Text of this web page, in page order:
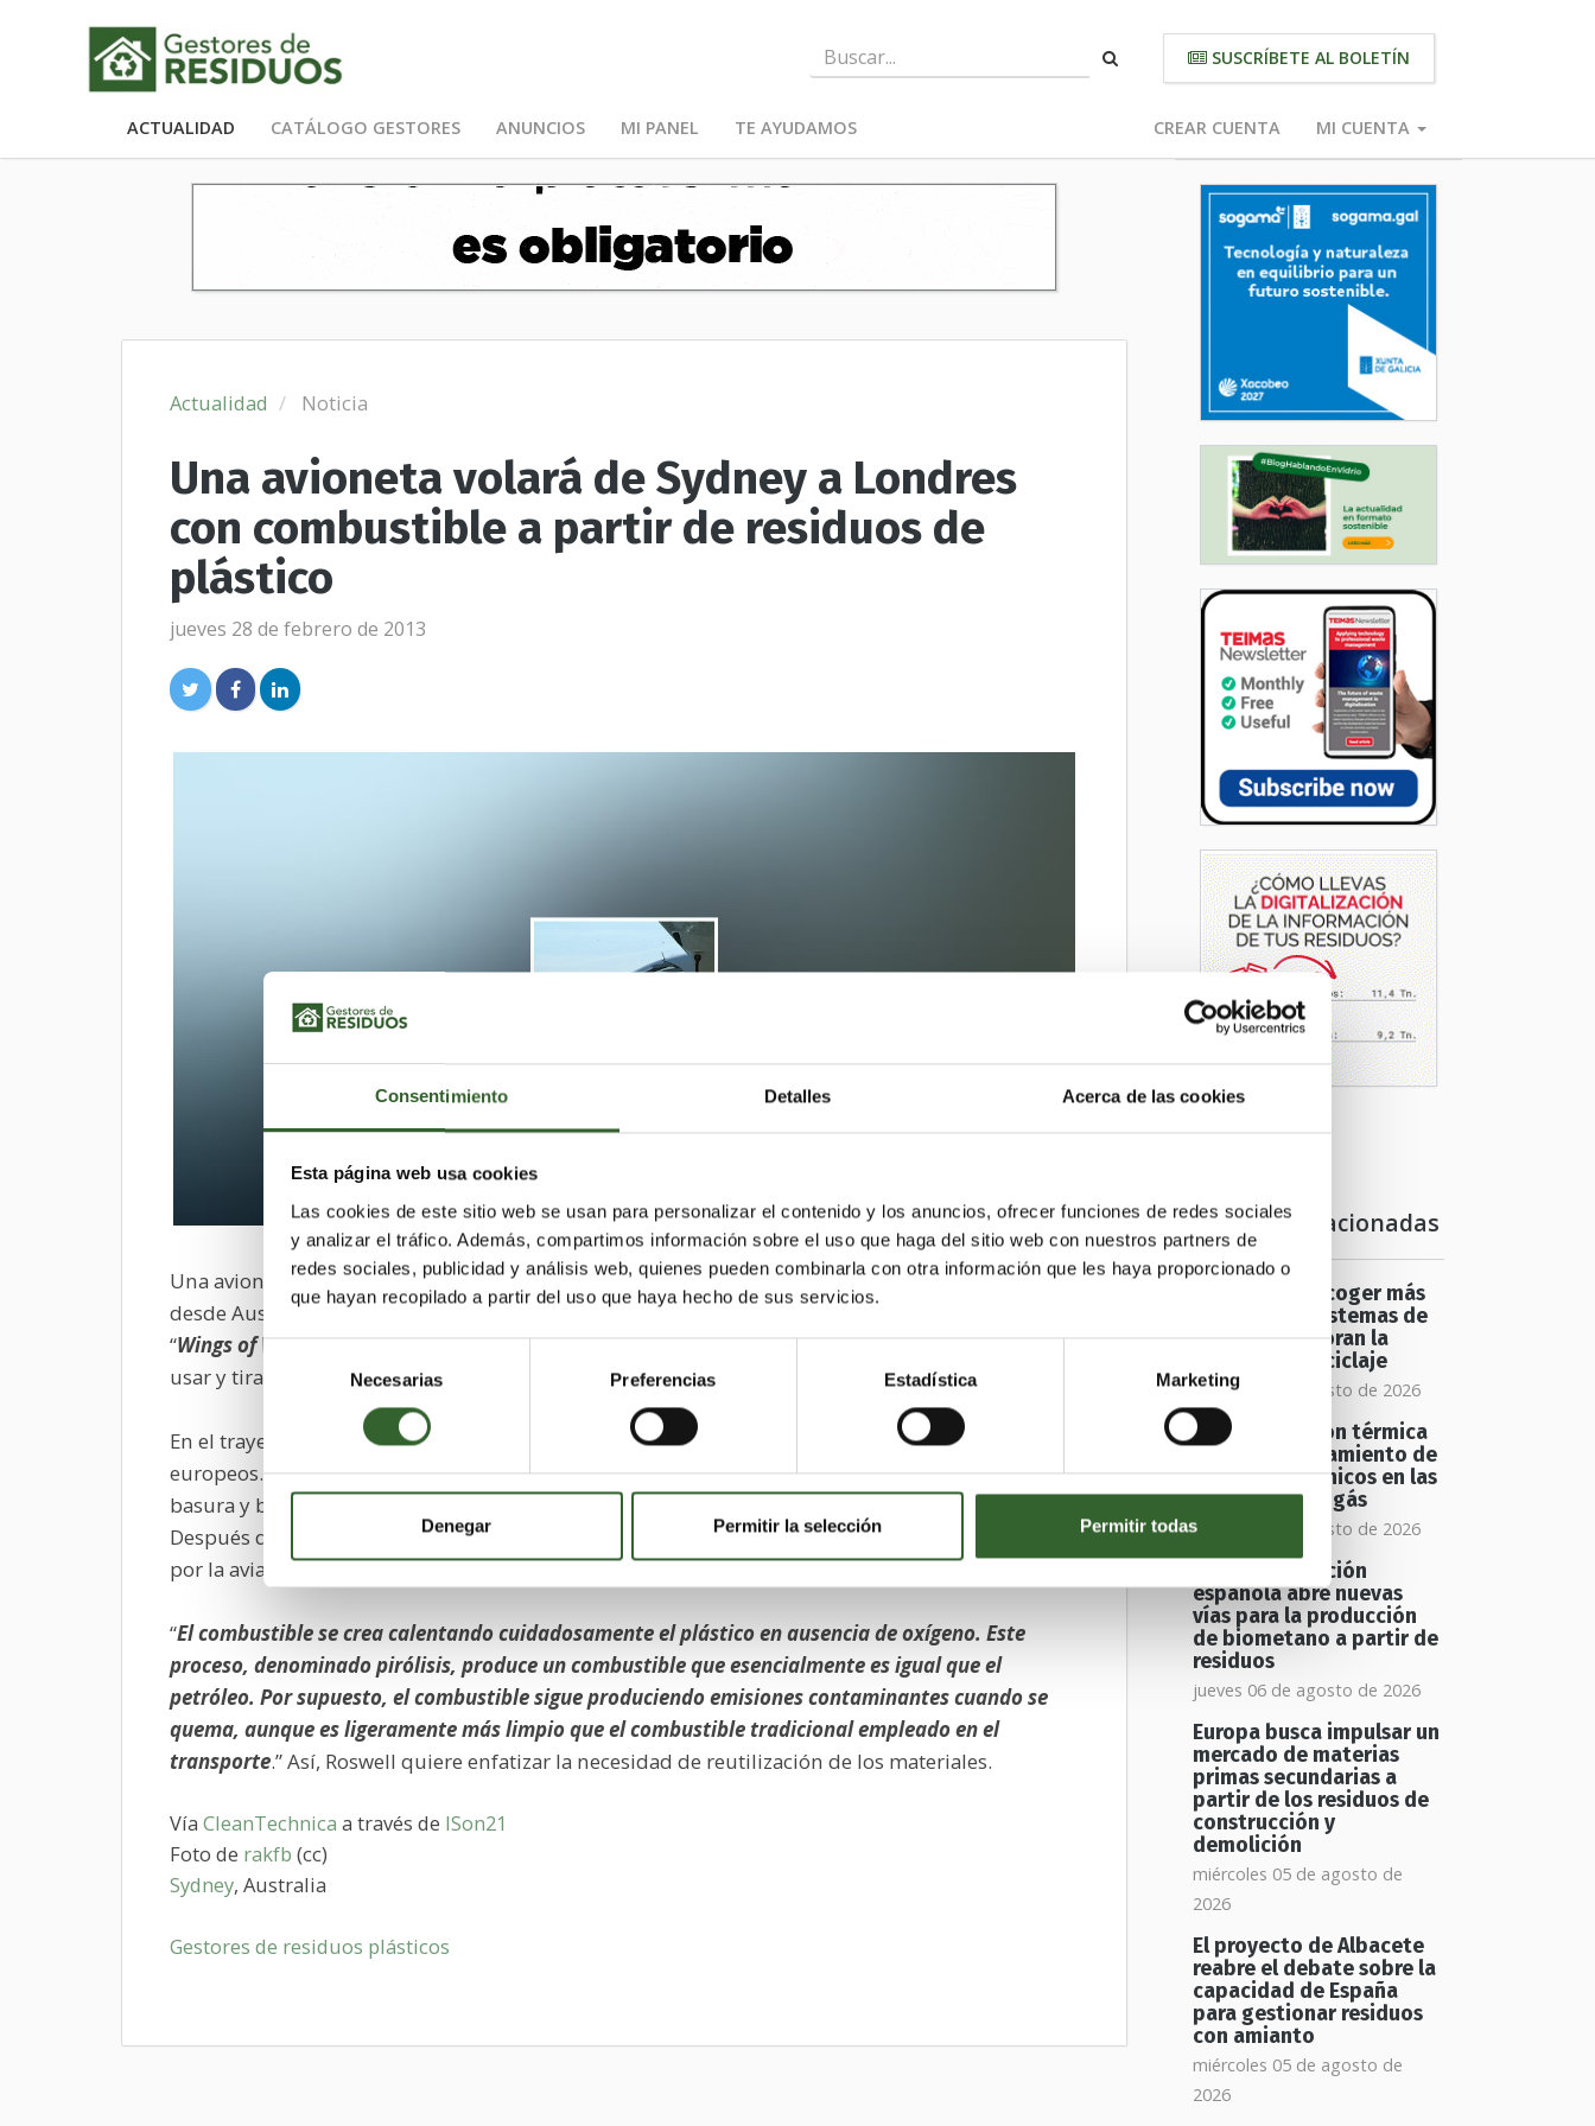
Consentimiento Detalles Acerca de las cookies
Esta página web usa cookies
Las cookies de este sitio web se usan para personalizar el contenido y los anuncios, ofrecer funciones de redes sociales
y analizar el tráfico. Además, compartimos información sobre el uso que haga del sitio web con nuestros partners de
redes sociales, publicidad y análisis web, quienes pueden combinarla con otra información que les haya proporcionado o
que hayan recopilado a partir del uso que haya hecho de sus servicios.
Selección
consentimiento
Necesarias Preferencias Estadística Marketing
Denegar Permitir la selección Permitir todas
SUSCRÍBETE AL BOLETÍN
ACTUALIDAD CATÁLOGO GESTORES ANUNCIOS MI PANEL TE AYUDAMOS CREAR CUENTA MI CUENTA
Actualidad Noticia
Una avioneta volará de Sydney a Londres
con combustible a partir de residuos de
plástico
jueves 28 de febrero de 2013
Una avioneta que funciona con combustible a partir de residuos de plástico realizará un viaje
desde Australia a Reino Unido en los próximos meses. Jeremy Roswell será el piloto de la Cessna
“Wings of Waste” (alas de desperdicios) en un intento de llamar la atención sobre la cultura de
usar y tirar.
En el trayecto desde Sydney a Londres cruzará Asia y Oriente Medio y atravesará varios países
europeos. El combustible ha sido refinado completamente a partir de plásticos, como bolsas de
basura y botellas, que de otra forma habrían acabado en vertederos o incluso en el océano.
Después del refinado, el combustible obtenido presenta un grado similar al diésel empleado
por la aviación.
“El combustible se crea calentando cuidadosamente el plástico en ausencia de oxígeno. Este
proceso, denominado pirólisis, produce un combustible que esencialmente es igual que el
petróleo. Por supuesto, el combustible sigue produciendo emisiones contaminantes cuando se
quema, aunque es ligeramente más limpio que el combustible tradicional empleado en el
transporte.” Así, Roswell quiere enfatizar la necesidad de reutilización de los materiales.
Vía CleanTechnica a través de ISon21
Foto de rakfb (cc)
Sydney, Australia
Gestores de residuos plásticos
Noticias relacionadas
Más allá de recoger más
envases: los sistemas de
depósito mejoran la
calidad del reciclaje
jueves 06 de agosto de 2026
La recuperación térmica
mejora el tratamiento de
residuos orgánicos en las
plantas de biogás
jueves 06 de agosto de 2026
Una investigación
española abre nuevas
vías para la producción
de biometano a partir de
residuos
jueves 06 de agosto de 2026
Europa busca impulsar un
mercado de materias
primas secundarias a
partir de los residuos de
construcción y
demolición
miércoles 05 de agosto de
2026
El proyecto de Albacete
reabre el debate sobre la
capacidad de España
para gestionar residuos
con amianto
miércoles 05 de agosto de
2026